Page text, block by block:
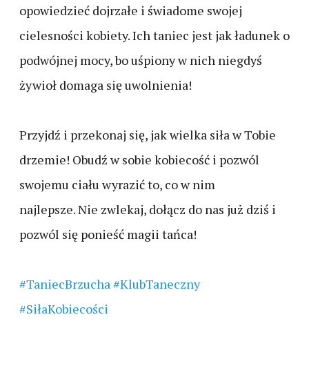
opowiedzieć dojrzałe i świadome swojej
cielesności kobiety. Ich taniec jest jak ładunek o
podwójnej mocy, bo uśpiony w nich niegdyś
żywioł domaga się uwolnienia!
Przyjdź i przekonaj się, jak wielka siła w Tobie
drzemie! Obudź w sobie kobiecość i pozwól
swojemu ciału wyrazić to, co w nim
najlepsze. Nie zwlekaj, dołącz do nas już dziś i
pozwól się ponieść magii tańca!
#TaniecBrzucha#KlubTaneczny
#SiłaKobiecości